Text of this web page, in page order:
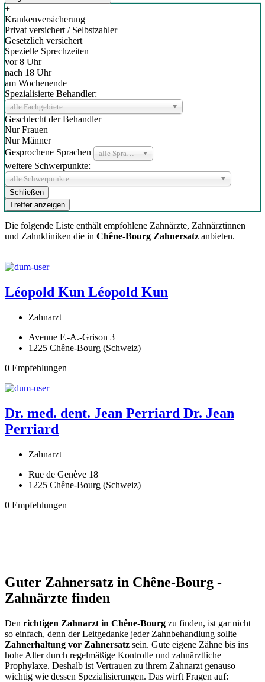
+
Krankenversicherung
Privat versichert / Selbstzahler
Gesetzlich versichert
Spezielle Sprechzeiten
vor 8 Uhr
nach 18 Uhr
am Wochenende
Spezialisierte Behandler:
alle Fachgebiete
Geschlecht der Behandler
Nur Frauen
Nur Männer
Gesprochene Sprachen
alle Sprachen
weitere Schwerpunkte:
alle Schwerpunkte
Schließen
Treffer anzeigen
Die folgende Liste enthält empfohlene Zahnärzte, Zahnärztinnen
und Zahnkliniken die in Chêne-Bourg Zahnersatz anbieten.
Léopold Kun Léopold Kun
Zahnarzt
Avenue F.-A.-Grison 3
1225 Chêne-Bourg (Schweiz)
0 Empfehlungen
Dr. med. dent. Jean Perriard Dr. Jean
Perriard
Zahnarzt
Rue de Genève 18
1225 Chêne-Bourg (Schweiz)
0 Empfehlungen
Guter Zahnersatz in Chêne-Bourg -
Zahnärzte finden
Den richtigen Zahnarzt in Chêne-Bourg zu finden, ist gar nicht
so einfach, denn der Leitgedanke jeder Zahnbehandlung sollte
Zahnerhaltung vor Zahnersatz sein. Gute eigene Zähne bis ins
hohe Alter durch regelmäßige Kontrolle und zahnärztliche
Prophylaxe. Deshalb ist Vertrauen zu ihrem Zahnarzt genauso
wichtig wie dessen Spezialisierungen. Das wirft Fragen auf: